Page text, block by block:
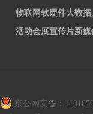
物联网软硬件大数据
活动会展宣传片新媒
京公网安备：